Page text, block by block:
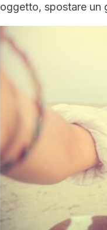
oggetto, spostare un